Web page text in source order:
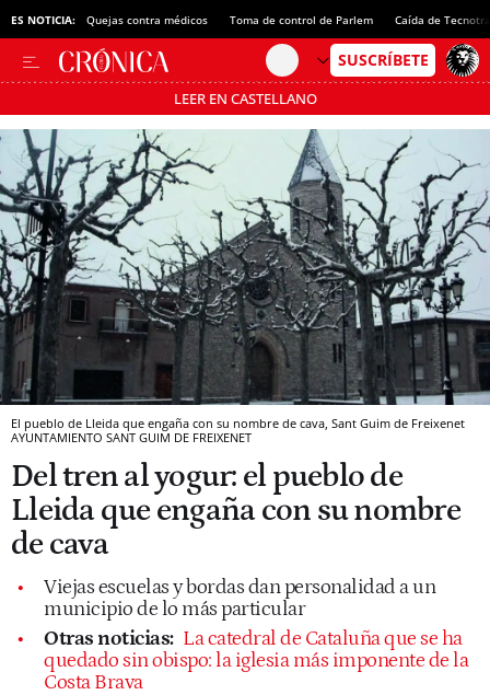
ES NOTICIA: Quejas contra médicos Toma de control de Parlem Caída de
LEER EN CASTELLANO
Pásate al MODO AHORRO
El pueblo de Lleida que engaña con su nombre de cava, Sant Guim de Freixenet
AYUNTAMIENTO SANT GUIM DE FREIXENET
Del tren al yogur: el pueblo de
Lleida que engaña con su nombre
de cava
Viejas escuelas y bordas dan personalidad a un
municipio de lo más particular
Otras noticias: La catedral de Cataluña que se ha
quedado sin obispo: la iglesia más imponente de la
Costa Brava